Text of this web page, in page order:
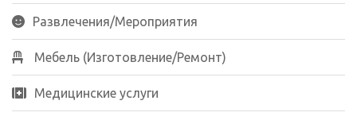
Развлечения/Мероприятия
Мебель (Изготовление/Ремонт)
Медицинские услуги